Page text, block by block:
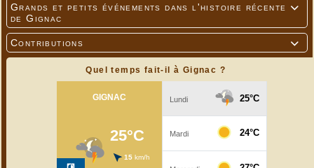

Grands et petits événements dans l'histoire récente
de Gignac

Contributions
Quel temps fait-il à Gignac ?